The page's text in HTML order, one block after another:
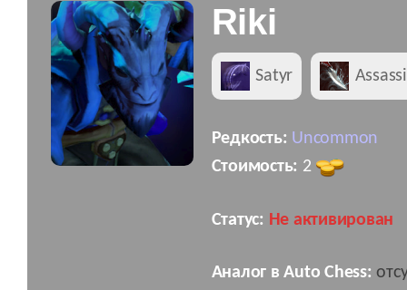
Riki
Satyr
Редкость: Uncommon
Стоимость: 2
Статус: Не активирован
Аналог в Auto Chess: